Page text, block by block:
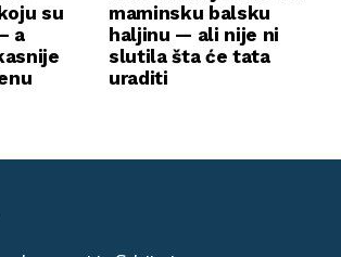
su
a
maminsku balsku
haljinu — ali nije ni
slutila šta će tata
uraditi